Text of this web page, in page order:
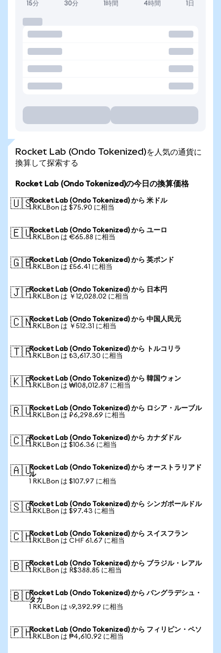
15分 30分 1時間 4時間 1日
Rocket Lab (Ondo Tokenized)を人気の通貨に
換算して探索する
Rocket Lab (Ondo Tokenized)の今日の換算価格
🇺🇸Rocket Lab (Ondo Tokenized) から 米ドル
1 RKLBon は $75.90 に相当
🇪🇺Rocket Lab (Ondo Tokenized) から ユーロ
1 RKLBon は €65.88 に相当
🇬🇧Rocket Lab (Ondo Tokenized) から 英ポンド
1 RKLBon は £56.41 に相当
🇯🇵Rocket Lab (Ondo Tokenized) から 日本円
1 RKLBon は ￥12,028.02 に相当
🇨🇳Rocket Lab (Ondo Tokenized) から 中国人民元
1 RKLBon は ￥512.31 に相当
🇹🇷Rocket Lab (Ondo Tokenized) から トルコリラ
1 RKLBon は ₺3,617.30 に相当
🇰🇷Rocket Lab (Ondo Tokenized) から 韓国ウォン
1 RKLBon は ₩108,012.87 に相当
🇷🇺Rocket Lab (Ondo Tokenized) から ロシア・ルーブル
1 RKLBon は ₽6,298.69 に相当
🇨🇦Rocket Lab (Ondo Tokenized) から カナダドル
1 RKLBon は $106.36 に相当
🇦🇺Rocket Lab (Ondo Tokenized) から オーストラリアド
ル
1 RKLBon は $107.97 に相当
🇸🇬Rocket Lab (Ondo Tokenized) から シンガポールドル
1 RKLBon は $97.43 に相当
🇨🇭Rocket Lab (Ondo Tokenized) から スイスフラン
1 RKLBon は CHF 61.67 に相当
🇧🇷Rocket Lab (Ondo Tokenized) から ブラジル・レアル
1 RKLBon は R$388.85 に相当
🇧🇩Rocket Lab (Ondo Tokenized) から バングラデシュ・
タカ
1 RKLBon は ৳9,392.99 に相当
🇵🇭Rocket Lab (Ondo Tokenized) から フィリピン・ペソ
1 RKLBon は ₱4,610.92 に相当